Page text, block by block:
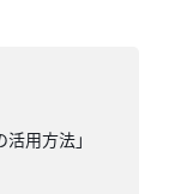
用方法」